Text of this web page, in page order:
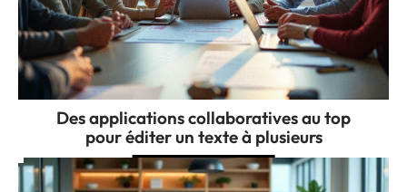
Des applications collaboratives au top
pour éditer un texte à plusieurs